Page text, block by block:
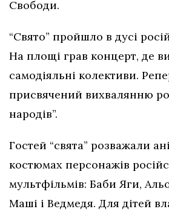
Свободи.
“Свято” пройшло в дусі
На площі грав концерт, де
самодіяльні колективи.
присвячений вихвалянню
народів”.
Гостей “свята” розважали
костюмах персонажів
мультфільмів: Баби Яги,
Маші і Ведмедя. Для дітей